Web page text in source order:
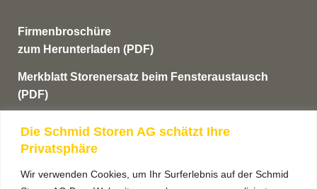
Die Schmid Storen AG schätzt Ihre
Privatsphäre
Wir verwenden Cookies, um Ihr Surferlebnis auf der Schmid
Firmenbroschüre
zum Herunterladen (PDF)
Merkblatt Storenersatz beim Fensteraustausch
(PDF)
Anmeldung Newsletter